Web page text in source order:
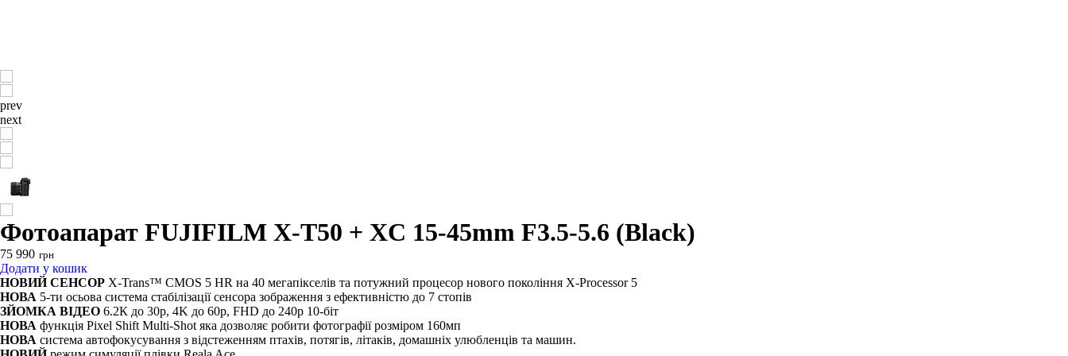
prev
next
Фотоапарат FUJIFILM X-T50 + XC 15-45mm F3.5-5.6 (Black)
75 990 грн
Додати у кошик
НОВИЙ СЕНСОР X-Trans™ CMOS 5 HR на 40 мегапікселів та потужний процесор нового покоління X-Processor 5
НОВА 5-ти осьова система стабілізації сенсора зображення з ефективністю до 7 стопів
ЗЙОМКА ВІДЕО 6.2К до 30р, 4K до 60p, FHD до 240p 10-біт
НОВА функція Pixel Shift Multi-Shot яка дозволяє робити фотографії розміром 160мп
НОВА система автофокусування з відстеженням птахів, потягів, літаків, домашніх улюбленців та машин.